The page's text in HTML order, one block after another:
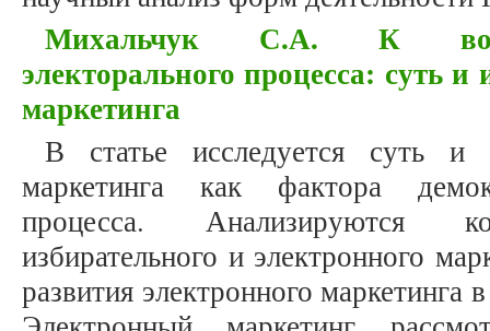
Михальчук С.А. К
электорального процесса: суть
маркетинга
В статье исследуется суть и
маркетинга как фактора
процесса. Анализируются
избирательного и электронного
развития электронного маркетинга